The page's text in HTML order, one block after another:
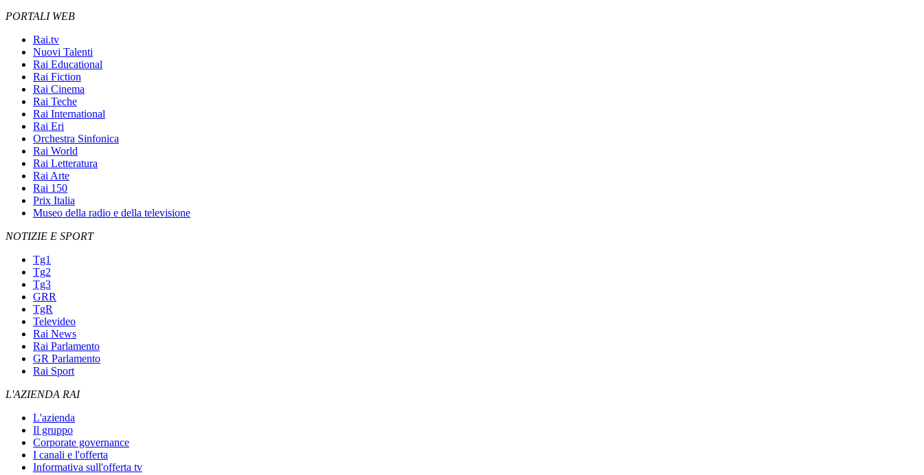
PORTALI WEB
Rai.tv
Nuovi Talenti
Rai Educational
Rai Fiction
Rai Cinema
Rai Teche
Rai International
Rai Eri
Orchestra Sinfonica
Rai World
Rai Letteratura
Rai Arte
Rai 150
Prix Italia
Museo della radio e della televisione
NOTIZIE E SPORT
Tg1
Tg2
Tg3
GRR
TgR
Televideo
Rai News
Rai Parlamento
GR Parlamento
Rai Sport
L'AZIENDA RAI
L'azienda
Il gruppo
Corporate governance
I canali e l'offerta
Informativa sull'offerta tv